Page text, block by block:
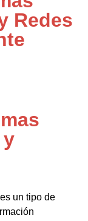
Redes
un tipo de